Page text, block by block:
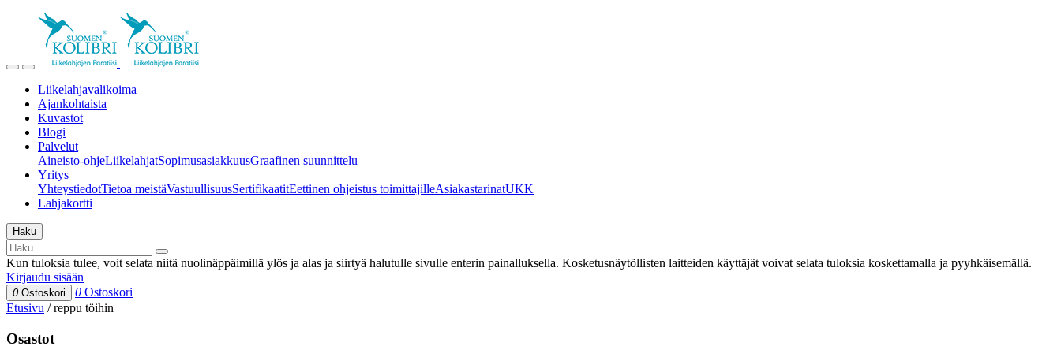
Liikelahjavalikoima
Ajankohtaista
Kuvastot
Blogi
Palvelut
Aineisto-ohjeLiikelahjatSopimusasiakkuusGraafinen suunnittelu
Yritys
YhteystiedotTietoa meistäVastuullisuusSertifikaatitEettinen ohjeistus toimittajilleAsiakastarinatUKK
Lahjakortti
Haku
Kun tuloksia tulee, voit selata niitä nuolinäppäimillä ylös ja alas ja siirtyä halutulle sivulle enterin painalluksella. Kosketusnäytöllisten laitteiden käyttäjät voivat selata tuloksia koskettamalla ja pyyhkäisemällä.
Kirjaudu sisään
0 Ostoskori 0 Ostoskori
Etusivu /reppu töihin
Osastot